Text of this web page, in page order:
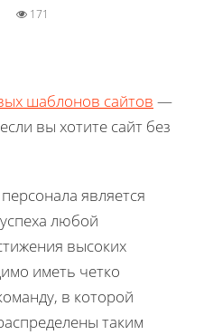
171
шаблонов сайтов —
вы хотите сайт без
является
любой
высоких
иметь четко
в которой
таким